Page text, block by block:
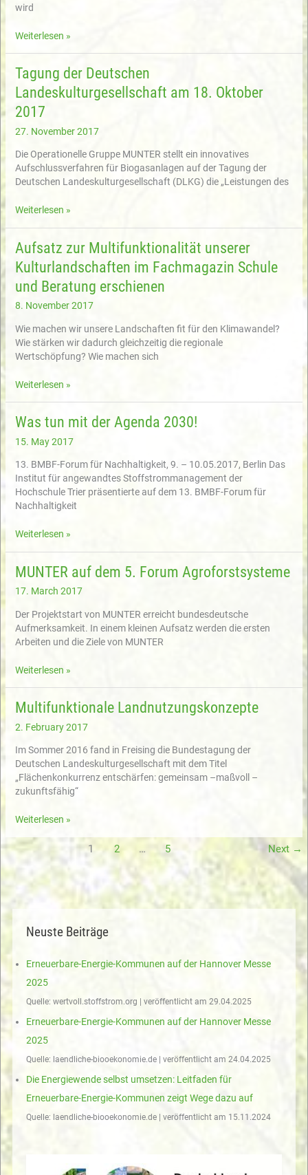
wird
4.
Weiterlesen »
Tagung der Deutschen
Landeskulturgesellschaft am 18. Oktober
2017
27. November 2017
Die Operationelle Gruppe MUNTER stellt ein innovatives
Aufschlussverfahren für Biogasanlagen auf der Tagung der
Deutschen Landeskulturgesellschaft (DLKG) die „Leistungen des
Tagung
Landeskulturgesellschaft
am
Oktober
2017
Weiterlesen »
Aufsatz zur Multifunktionalität unserer
Kulturlandschaften im Fachmagazin Schule
und Beratung erschienen
8. November 2017
Wie machen wir unsere Landschaften fit für den Klimawandel?
Wie stärken wir dadurch gleichzeitig die regionale
Wertschöpfung? Wie machen sich
Aufsatz
unserer
Kulturlandschaften
Fachmagazin
Schule
und
Beratung
Weiterlesen »
Was tun mit der Agenda 2030!
15. May 2017
13. BMBF-Forum für Nachhaltigkeit, 9. – 10.05.2017, Berlin Das
Institut für angewandtes Stoffstrommanagement der
Hochschule Trier präsentierte auf dem 13. BMBF-Forum für
Nachhaltigkeit
Was
der
Agenda
Weiterlesen »
MUNTER auf dem 5. Forum Agroforstsysteme
17. March 2017
Der Projektstart von MUNTER erreicht bundesdeutsche
Aufmerksamkeit. In einem kleinen Aufsatz werden die ersten
Arbeiten und die Ziele von MUNTER
MUNTER
5.
Forum
Weiterlesen »
Multifunktionale Landnutzungskonzepte
2. February 2017
Im Sommer 2016 fand in Freising die Bundestagung der
Deutschen Landeskulturgesellschaft mit dem Titel
„Flächenkonkurrenz entschärfen: gemeinsam –maßvoll –
zukunftsfähig“
Multifunktionale
Weiterlesen »
1 2 … 5 Next →
Neuste Beiträge
Erneuerbare-Energie-Kommunen auf der Hannover Messe
2025
Quelle: wertvoll.stoffstrom.org veröffentlicht am 29.04.2025
Erneuerbare-Energie-Kommunen auf der Hannover Messe
2025
Quelle: laendliche-biooekonomie.de veröffentlicht am 24.04.2025
Die Energiewende selbst umsetzen: Leitfaden für
Erneuerbare-Energie-Kommunen zeigt Wege dazu auf
Quelle: laendliche-biooekonomie.de veröffentlicht am 15.11.2024